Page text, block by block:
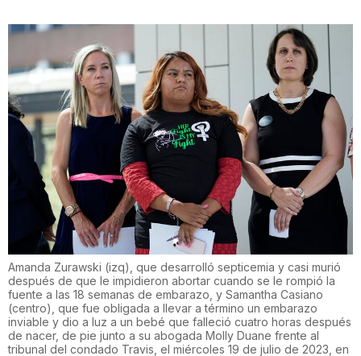
Amanda Zurawski (izq), que desarrolló septicemia y casi murió
después de que le impidieron abortar cuando se le rompió la
fuente a las 18 semanas de embarazo, y Samantha Casiano
(centro), que fue obligada a llevar a término un embarazo
inviable y dio a luz a un bebé que falleció cuatro horas después
de nacer, de pie junto a su abogada Molly Duane frente al
tribunal del condado Travis, el miércoles 19 de julio de 2023, en